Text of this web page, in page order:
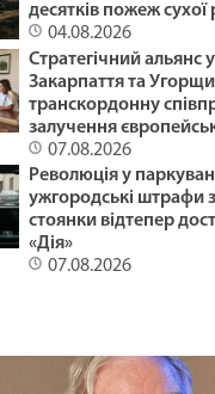
29.01.2025
КУСОК ХЛІБА /1480/
29.01.2025
ЖИТТЯ ЯК ПЕРЕХРЕСТЯ /
29.01.2025
десятків пожеж сухої
04.08.2026
Стратегічний альянс
Закарпаття та
транскордонну
залучення
07.08.2026
Революція у
ужгородські штрафи
стоянки відтепер
«Дія»
07.08.2026